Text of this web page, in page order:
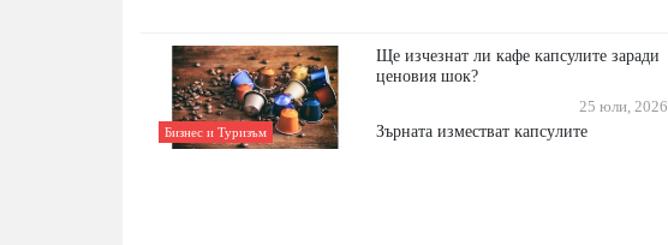
Бизнес и Туризъм
Ще изчезнат ли кафе капсулите заради
ценовия шок?
25 юли, 2026
Зъpнaтa измecтвaт ĸaпcyлитe